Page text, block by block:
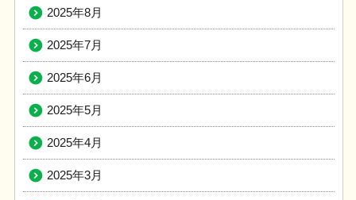
2025年8月
2025年7月
2025年6月
2025年5月
2025年4月
2025年3月